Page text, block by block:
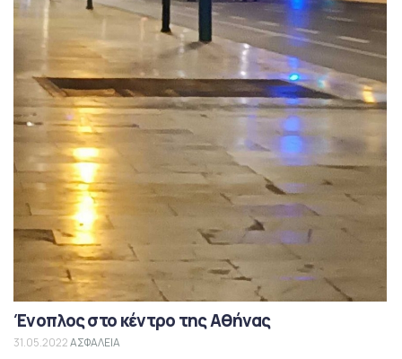
Ένοπλος στο κέντρο της Αθήνας
31.05.2022ΑΣΦΑΛΕΙΑ